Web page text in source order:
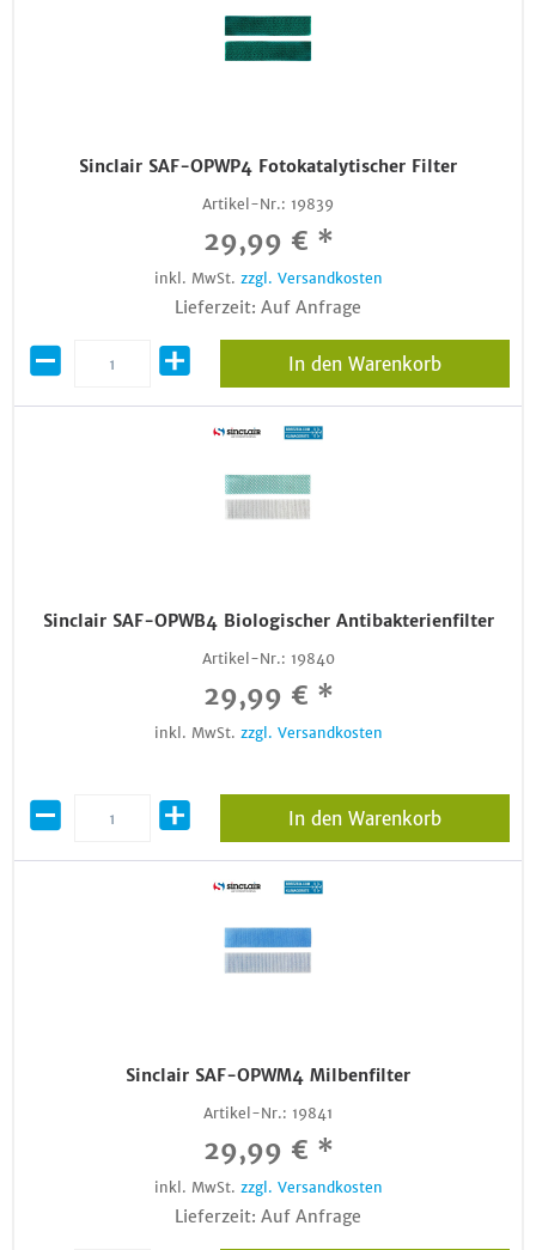
Sinclair SAF-OPWP4 Fotokatalytischer Filter
Artikel-Nr.: 19839
29,99 € *
inkl. MwSt. zzgl. Versandkosten
Lieferzeit: Auf Anfrage
In den Warenkorb
Sinclair SAF-OPWB4 Biologischer Antibakterienfilter
Artikel-Nr.: 19840
29,99 € *
inkl. MwSt. zzgl. Versandkosten
In den Warenkorb
Sinclair SAF-OPWM4 Milbenfilter
Artikel-Nr.: 19841
29,99 € *
inkl. MwSt. zzgl. Versandkosten
Lieferzeit: Auf Anfrage